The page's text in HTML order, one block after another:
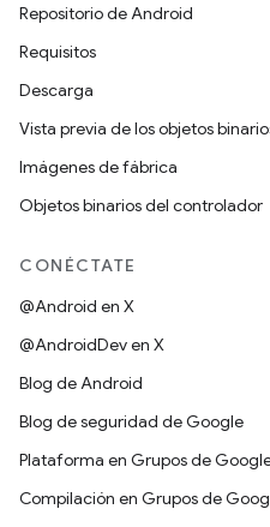
Repositorio de Android
Requisitos
Descarga
Vista previa de los objetos
Imágenes de fábrica
Objetos binarios del controlador
CONÉCTATE
@Android en X
@AndroidDev en X
Blog de Android
Blog de seguridad de Google
Plataforma en Grupos de
Compilación en Grupos de